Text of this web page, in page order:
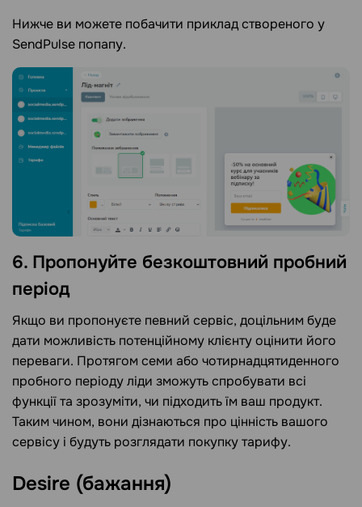
Нижче ви можете побачити приклад створеного у
SendPulse попапу.
6. Пропонуйте безкоштовний пробний
період
Якщо ви пропонуєте певний сервіс, доцільним буде
дати можливість потенційному клієнту оцінити його
переваги. Протягом семи або чотирнадцятиденного
пробного періоду ліди зможуть спробувати всі
функції та зрозуміти, чи підходить їм ваш продукт.
Таким чином, вони дізнаються про цінність вашого
сервісу і будуть розглядати покупку тарифу.
Desire (бажання)